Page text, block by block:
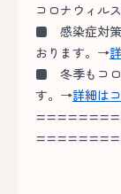
コロナウィル
■ 感染症対
おります。→
■ 冬季もコ
す。→詳細は